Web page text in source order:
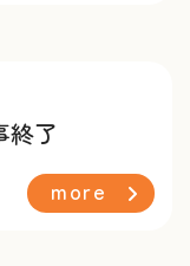
終了
more